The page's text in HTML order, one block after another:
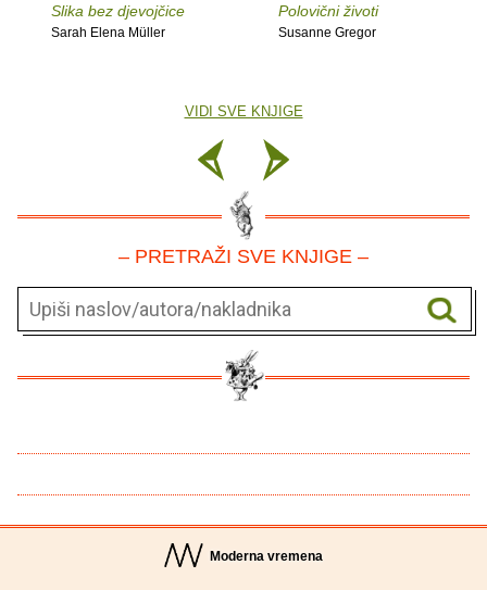
Slika bez djevojčice
Sarah Elena Müller
Polovični životi
Susanne Gregor
VIDI SVE KNJIGE
– PRETRAŽI SVE KNJIGE –
Moderna vremena